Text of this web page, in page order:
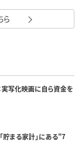
ら
実写化映画に自ら資金を
貯まる家計」にある"7